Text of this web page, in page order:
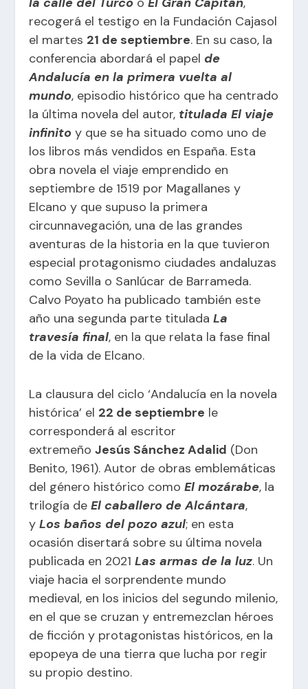
recogerá el testigo en la Fundación Cajasol
el martes 21 de septiembre. En su caso, la
conferencia abordará el papel de
Andalucía en la primera vuelta al
mundo, episodio histórico que ha centrado
la última novela del autor, titulada El viaje
infinito y que se ha situado como uno de
los libros más vendidos en España. Esta
obra novela el viaje emprendido en
septiembre de 1519 por Magallanes y
Elcano y que supuso la primera
circunnavegación, una de las grandes
aventuras de la historia en la que tuvieron
especial protagonismo ciudades andaluzas
como Sevilla o Sanlúcar de Barrameda.
Calvo Poyato ha publicado también este
año una segunda parte tituladaLa
travesía final, en la que relata la fase final
de la vida de Elcano.
La clausura del ciclo ‘Andalucía en la novela
histórica’ el 22 de septiembre le
corresponderá al escritor
extremeñoJesús Sánchez Adalid (Don
Benito, 1961). Autor de obras emblemáticas
del género histórico comoEl mozárabe, la
trilogía deEl caballero de Alcántara,
yLos baños del pozo azul; en esta
ocasión disertará sobre su última novela
publicada en 2021Las armas de la luz. Un
viaje hacia el sorprendente mundo
medieval, en los inicios del segundo milenio,
en el que se cruzan y entremezclan héroes
de ficción y protagonistas históricos, en la
epopeya de una tierra que lucha por regir
su propio destino.